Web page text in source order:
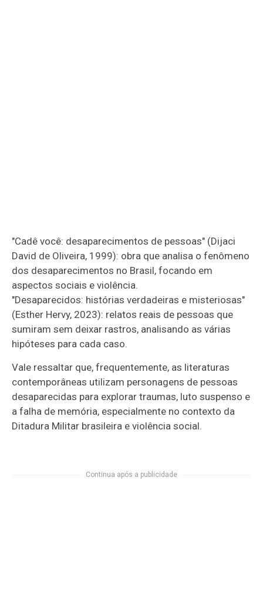
"Cadê você: desaparecimentos de pessoas" (Dijaci
David de Oliveira, 1999): obra que analisa o fenômeno
dos desaparecimentos no Brasil, focando em
aspectos sociais e violência.
"Desaparecidos: histórias verdadeiras e misteriosas"
(Esther Hervy, 2023): relatos reais de pessoas que
sumiram sem deixar rastros, analisando as várias
hipóteses para cada caso.
Vale ressaltar que, frequentemente, as literaturas
contemporâneas utilizam personagens de pessoas
desaparecidas para explorar traumas, luto suspenso e
a falha de memória, especialmente no contexto da
Ditadura Militar brasileira e violência social.
Continua após a publicidade